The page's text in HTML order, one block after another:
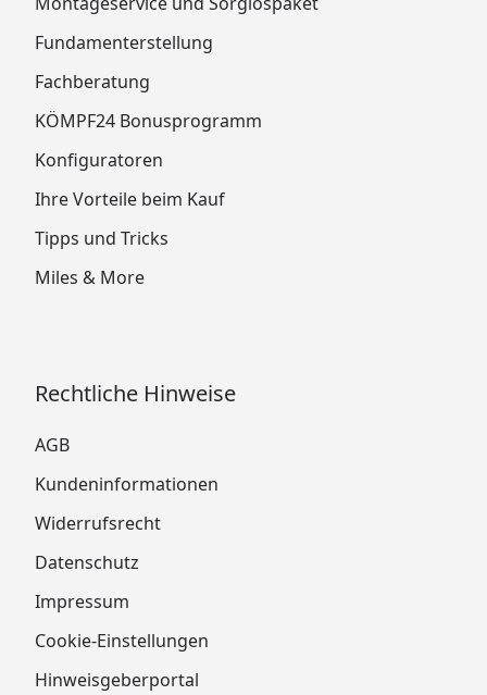
Fundamenterstellung
Fachberatung
KÖMPF24 Bonusprogramm
Konfiguratoren
Ihre Vorteile beim Kauf
Tipps und Tricks
Miles & More
Rechtliche Hinweise
AGB
Kundeninformationen
Widerrufsrecht
Datenschutz
Impressum
Cookie-Einstellungen
Hinweisgeberportal